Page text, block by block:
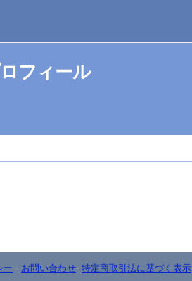
フィール
ー - お問い合わせ- 特定商取引法に基づく表示